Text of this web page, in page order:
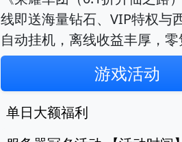
线即送海量钻石、VIP特权与
自动挂机，离线收益丰厚，
游戏活动
单日大额福利